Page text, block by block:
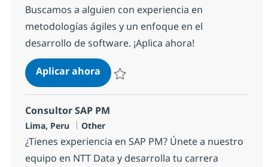
Buscamos a alguien con experiencia en
metodologías ágiles y un enfoque en el
desarrollo de software. ¡Aplica ahora!
Aplicar ahoraAgile Coach
Consultor SAP PM
Ubicación
Lima, Peru Categoría
Other
¿Tienes experiencia en SAP PM? Únete a nuestro
equipo en NTT Data y desarrolla tu carrera